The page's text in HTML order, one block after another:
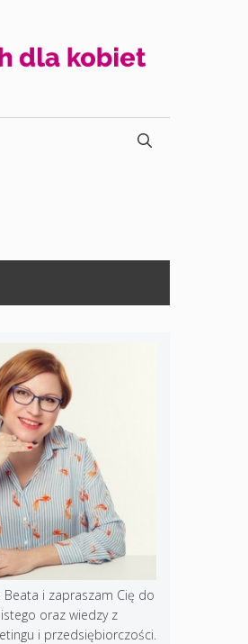
Beata i zapraszam Cię do
oraz wiedzy z
i przedsiębiorczości.